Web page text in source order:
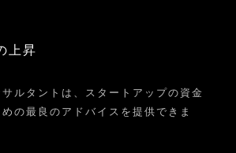
上昇
ルタントは、スタートアップの資金
の最良のアドバイスを提供できま